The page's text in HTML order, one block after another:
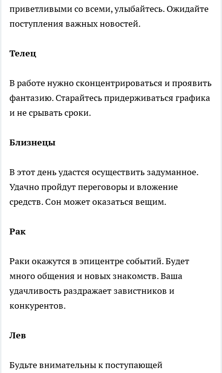
приветливыми со всеми, улыбайтесь. Ожидайте
поступления важных новостей.
Телец
В работе нужно сконцентрироваться и проявить
фантазию. Старайтесь придерживаться графика
и не срывать сроки.
Близнецы
В этот день удастся осуществить задуманное.
Удачно пройдут переговоры и вложение
средств. Сон может оказаться вещим.
Рак
Раки окажутся в эпицентре событий. Будет
много общения и новых знакомств. Ваша
удачливость раздражает завистников и
конкурентов.
Лев
Будьте внимательны к поступающей